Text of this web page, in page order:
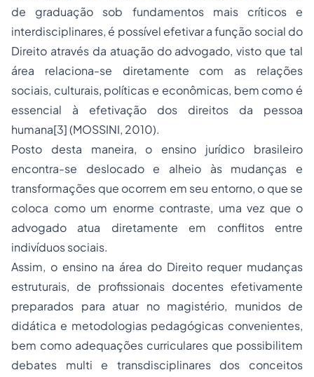
de graduação sob fundamentos mais críticos e
interdisciplinares, é possível efetivar a função social do
Direito através da atuação do advogado, visto que tal
área relaciona-se diretamente com as relações
sociais, culturais, políticas e econômicas, bem como é
essencial à efetivação dos direitos da pessoa
humana[3] (MOSSINI, 2010).
Posto desta maneira, o ensino jurídico brasileiro
encontra-se deslocado e alheio às mudanças e
transformações que ocorrem em seu entorno, o que se
coloca como um enorme contraste, uma vez que o
advogado atua diretamente em conflitos entre
indivíduos sociais.
Assim, o ensino na área do Direito requer mudanças
estruturais, de profissionais docentes efetivamente
preparados para atuar no magistério, munidos de
didática e metodologias pedagógicas convenientes,
bem como adequações curriculares que possibilitem
debates multi e transdisciplinares dos conceitos